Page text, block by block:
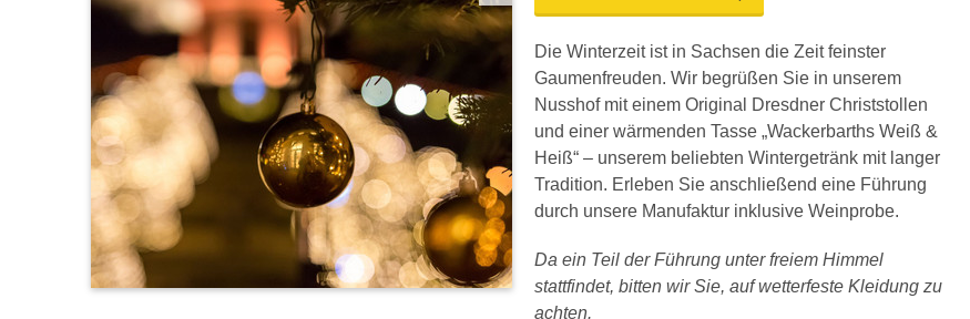
Die Winterzeit ist in Sachsen die Zeit feinster
Gaumenfreuden. Wir begrüßen Sie in unserem
Nusshof mit einem Original Dresdner Christstollen
und einer wärmenden Tasse „Wackerbarths Weiß &
Heiß“ – unserem beliebten Wintergetränk mit langer
Tradition. Erleben Sie anschließend eine Führung
durch unsere Manufaktur inklusive Weinprobe.
Da ein Teil der Führung unter freiem Himmel
stattfindet, bitten wir Sie, auf wetterfeste Kleidung zu
achten.